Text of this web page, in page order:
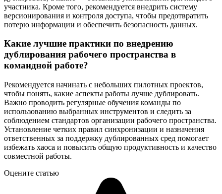
участника. Кроме того, рекомендуется внедрить систему
версионирования и контроля доступа, чтобы предотвратить
потерю информации и обеспечить безопасность данных.
Какие лучшие практики по внедрению
дублирования рабочего пространства в
командной работе?
Рекомендуется начинать с небольших пилотных проектов,
чтобы понять, какие аспекты работы лучше дублировать.
Важно проводить регулярные обучения команды по
использованию выбранных инструментов и следить за
соблюдением стандартов организации рабочего пространства.
Установление четких правил синхронизации и назначения
ответственных за поддержку дублированных сред помогает
избежать хаоса и повысить общую продуктивность и качество
совместной работы.
Оцените статью